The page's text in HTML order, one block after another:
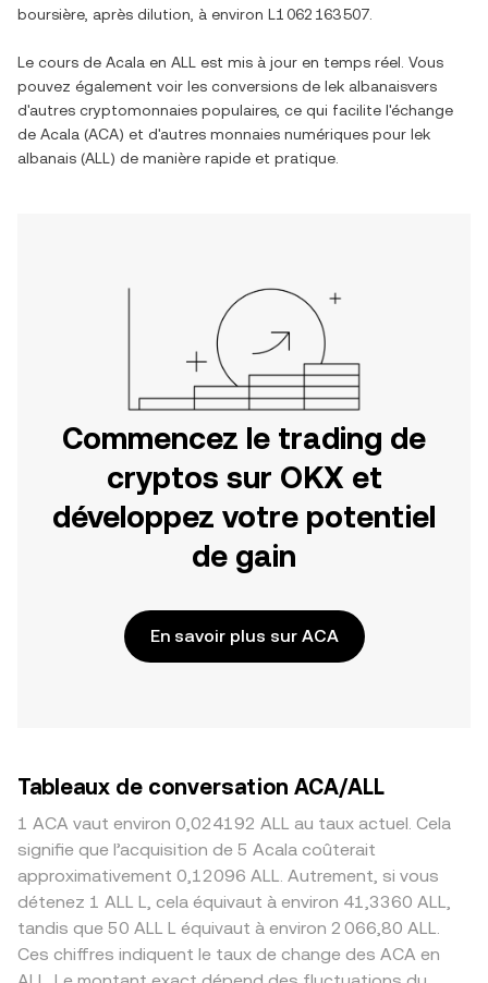
boursière, après dilution, à environ L1 062 163 507
Le cours de Acala en ALL est mis à jour en temps réel. Vous
pouvez également voir les conversions de lek albanaisvers
d'autres cryptomonnaies populaires, ce qui facilite l'échange
de Acala (ACA) et d'autres monnaies numériques pour lek
albanais (ALL ) de manière rapide et pratique.
Commencez le trading de
cryptos sur OKX et
développez votre potentiel
de gain
En savoir plus sur ACA
Tableaux de conversation ACA/ALL
1 ACA vaut environ 0,024192 ALL au taux actuel. Cela
signifie que l’acquisition de 5 Acala coûterait
approximativement 0,12096 ALL. Autrement, si vous
détenez 1 ALL L, cela équivaut à environ 41,3360 ALL,
tandis que 50 ALL L équivaut à environ 2 066,80 ALL.
Ces chiffres indiquent le taux de change des ACA en